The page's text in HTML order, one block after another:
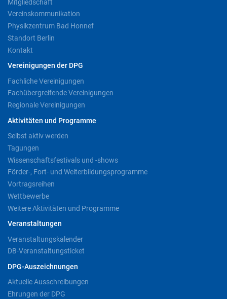
Mitgliedschaft
Vereinskommunikation
Physikzentrum Bad Honnef
Standort Berlin
Kontakt
Vereinigungen der DPG
Fachliche Vereinigungen
Fachübergreifende Vereinigungen
Regionale Vereinigungen
Aktivitäten und Programme
Selbst aktiv werden
Tagungen
Wissenschaftsfestivals und -shows
Förder-, Fort- und Weiterbildungsprogramme
Vortragsreihen
Wettbewerbe
Weitere Aktivitäten und Programme
Veranstaltungen
Veranstaltungskalender
DB-Veranstaltungsticket
DPG-Auszeichnungen
Aktuelle Ausschreibungen
Ehrungen der DPG